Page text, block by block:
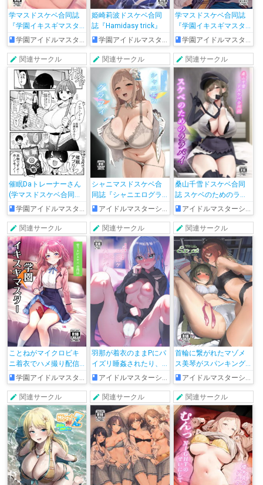
学マスドスケベ合同誌
『学園イキスギマスタ
ー3』
学園アイドルマスター
姫崎莉波ドスケベ合同
誌『Hamidasy trick』
学園アイドルマスター
学マスドスケベ合同誌
『学園イキスギマスタ
ー 2』
学園アイドルマスター
関連サークル
催眠Daトレーナーさん
(学マスドスケベ合同誌
『学園イキスギマスタ
ー』)
学園アイドルマスター
関連サークル
シャニマスドスケベ合
同誌『シャニエログラ
フィ』
アイドルマスターシャイニーカラーズ
関連サークル
桑山千雪ドスケベ合同
誌 スケベのためのララ
バイアイドルマスターシャイニーカラーズ
関連サークル
ことねがマイクロビキ
ニ着衣でハメ撮り配信
したり、夜の野外でビ
ッチな麻央が後背位で
パコったり…
学園アイドルマスター
関連サークル
羽那が着衣のままPにパ
イズリ睡姦されたり、
騎乗位や正常位でパコ
ってイチャイチャする
鈴木羽那合同誌!!
アイドルマスターシャイニーカラーズ
関連サークル
首輪に繋がれたマゾメ
ス美琴がスパンキング
されながらバックでパ
コられたり、フタナリ
にちかがルカに騎乗位
で搾精されたり…
アイドルマスターシャイニーカラーズ
関連サークル 関連サークル 関連サークル